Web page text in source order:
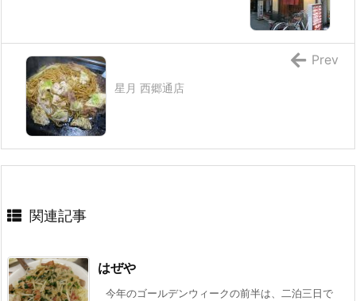
星月 西郷通店
Prev
関連記事
はぜや
今年のゴールデンウィークの前半は、二泊三日で